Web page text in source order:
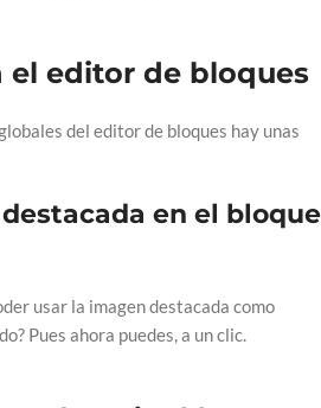
el editor de bloques
del editor de bloques hay unas
en el bloque
usar la imagen destacada como
Pues ahora puedes, a un clic.